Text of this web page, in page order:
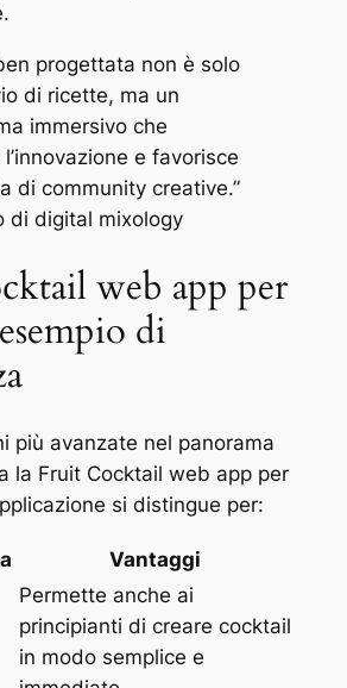
progettata non è solo
di ricette, ma un
immersivo che
e favorisce
di community creative.”
di digital mixology
web app per
di
più avanzate nel panorama
la Fruit Cocktail web app per
si distingue per:
Vantaggi
Permette anche ai
principianti di creare cocktail
in modo semplice e